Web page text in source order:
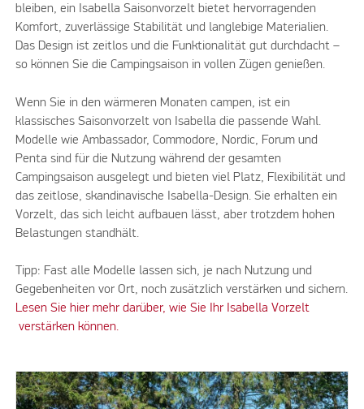
bleiben, ein Isabella Saisonvorzelt bietet hervorragenden
Komfort, zuverlässige Stabilität und langlebige Materialien.
Das Design ist zeitlos und die Funktionalität gut durchdacht –
so können Sie die Campingsaison in vollen Zügen genießen.
Wenn Sie in den wärmeren Monaten campen, ist ein
klassisches Saisonvorzelt von Isabella die passende Wahl.
Modelle wie Ambassador, Commodore, Nordic, Forum und
Penta sind für die Nutzung während der gesamten
Campingsaison ausgelegt und bieten viel Platz, Flexibilität und
das zeitlose, skandinavische Isabella-Design. Sie erhalten ein
Vorzelt, das sich leicht aufbauen lässt, aber trotzdem hohen
Belastungen standhält.
Tipp: Fast alle Modelle lassen sich, je nach Nutzung und
Gegebenheiten vor Ort, noch zusätzlich verstärken und sichern.
Lesen Sie hier mehr darüber, wie Sie Ihr Isabella Vorzelt
verstärken können.